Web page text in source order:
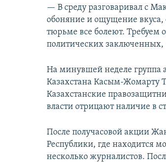
— В среду разговаривал с
обоняние и ощущение вкуса,
тюрьме все болеют. Требуем
политических
На минувшей неделе группа
Казахстана Касым-Жомарту
Казахстанские
власти отрицают наличие в
После получасовой акции
Республики, где находится
несколько журналистов.